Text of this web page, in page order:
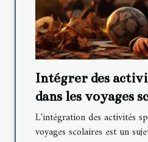
Intégrer des
dans les voyages
pourquoi et
L'intégration des activités
voyages scolaires est un